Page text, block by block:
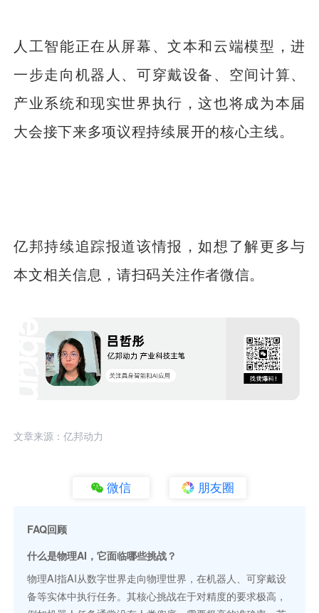
人工智能正在从屏幕、文本和云端模型，进
一步走向机器人、可穿戴设备、空间计算、
产业系统和现实世界执行，这也将成为本届
大会接下来多项议程持续展开的核心主线。
亿邦持续追踪报道该情报，如想了解更多与
本文相关信息，请扫码关注作者微信。
文章来源：亿邦动力
微信 朋友圈
FAQ回顾
什么是物理AI，它面临哪些挑战？
物理AI指AI从数字世界走向物理世界，在机器人、可穿戴设
备等实体中执行任务。其核心挑战在于对精度的要求极高，